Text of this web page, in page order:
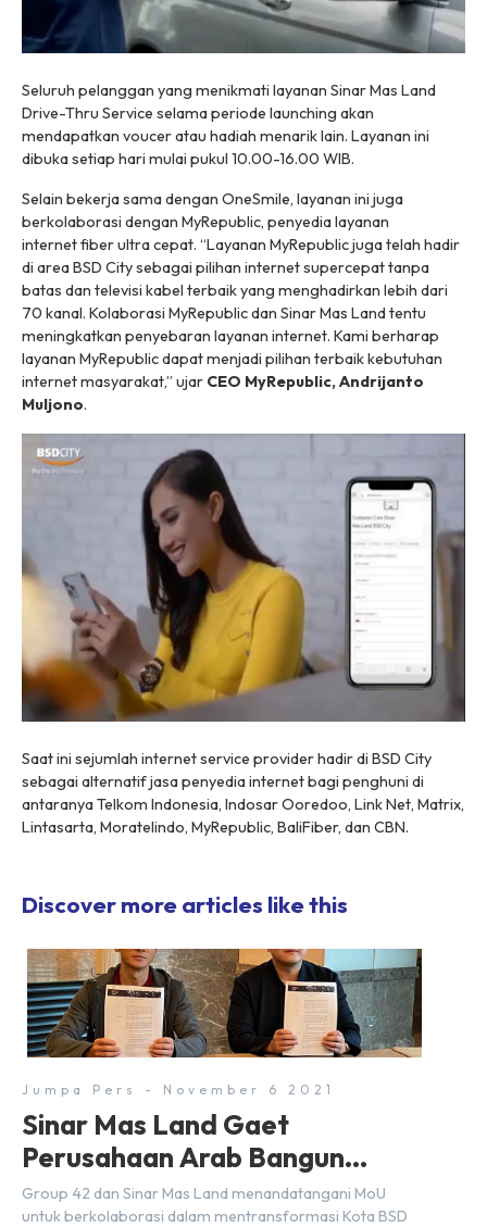
Seluruh pelanggan yang menikmati layanan Sinar Mas Land
Drive-Thru Service selama periode launching akan
mendapatkan vouceratau hadiah menarik lain. Layanan ini
dibuka setiap hari mulai pukul 10.00-16.00 WIB.
Selain bekerja sama dengan OneSmile, layanan ini juga
berkolaborasi dengan MyRepublic, penyedia layanan
internetfiberultra cepat. “Layanan MyRepublic juga telah hadir
di area BSD City sebagai pilihan internet supercepat tanpa
batas dan televisi kabel terbaik yang menghadirkan lebih dari
70 kanal. Kolaborasi MyRepublic dan Sinar Mas Land tentu
meningkatkan penyebaran layanan internet. Kami berharap
layanan MyRepublic dapat menjadi pilihan terbaik kebutuhan
internet masyarakat,” ujar CEO MyRepublic, Andrijanto
Muljono.
Saat ini sejumlah internet service providerhadir di BSD City
sebagai alternatif jasa penyedia internet bagi penghuni di
antaranya Telkom Indonesia, Indosar Ooredoo, Link Net, Matrix,
Lintasarta, Moratelindo, MyRepublic, BaliFiber, dan CBN.
Discover more articles like this
Jumpa Pers - November 6 2021
Sinar Mas Land Gaet
Perusahaan Arab Bangun
Smart City
Group 42 dan Sinar Mas Land menandatangani MoU
untuk berkolaborasi dalam mentransformasi Kota BSD